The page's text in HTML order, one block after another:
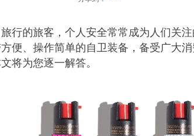
行的旅客，个人安全常常成为人们关
便、操作简单的自卫装备，备受广大
将为您逐一解答。